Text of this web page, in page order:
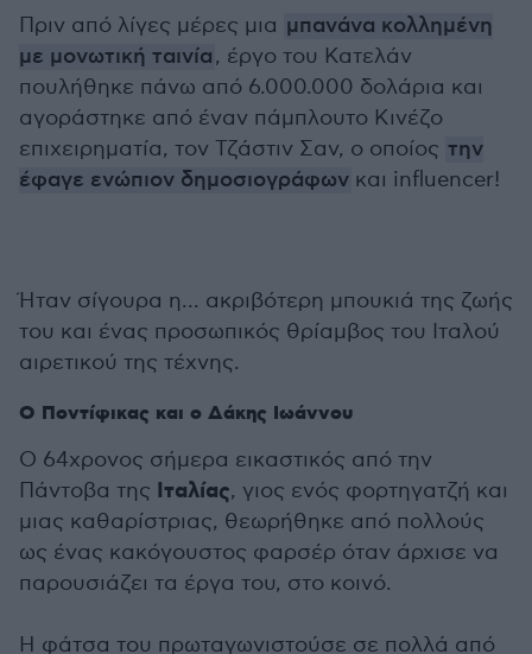
Πριν από λίγες μέρες μια μπανάνα κολλημένη
με μονωτική ταινία, έργο του Κατελάν
πουλήθηκε πάνω από 6.000.000 δολάρια και
αγοράστηκε από έναν πάμπλουτο Κινέζο
επιχειρηματία, τον Τζάστιν Σαν, ο οποίος την
έφαγε ενώπιον δημοσιογράφων και influencer!
Ήταν σίγουρα η... ακριβότερη μπουκιά της ζωής
του και ένας προσωπικός θρίαμβος του Ιταλού
αιρετικού της τέχνης.
Ο Ποντίφικας και ο Δάκης Ιωάννου
O 64χρονος σήμερα εικαστικός από την
Πάντοβα της Ιταλίας, γιος ενός φορτηγατζή και
μιας καθαρίστριας, θεωρήθηκε από πολλούς
ως ένας κακόγουστος φαρσέρ όταν άρχισε να
παρουσιάζει τα έργα του, στο κοινό.
Η φάτσα του πρωταγωνιστούσε σε πολλά από